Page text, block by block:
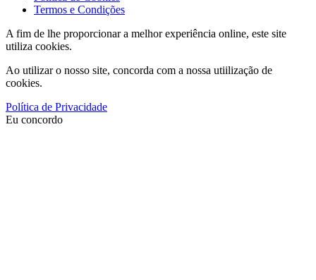
Termos e Condições
A fim de lhe proporcionar a melhor experiência online, este site
utiliza cookies.
Ao utilizar o nosso site, concorda com a nossa utiilização de
cookies.
Política de Privacidade
Eu concordo